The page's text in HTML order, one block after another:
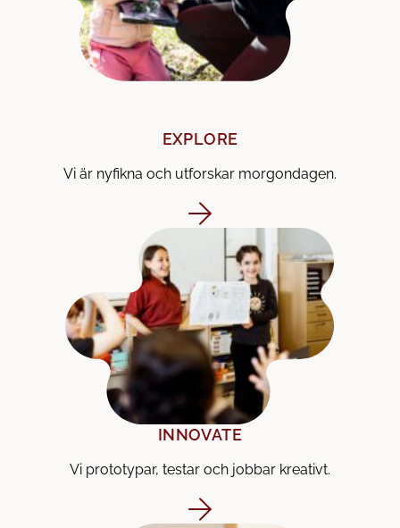
EXPLORE
Vi är nyfikna och utforskar morgondagen.
INNOVATE
Vi prototypar, testar och jobbar kreativt.